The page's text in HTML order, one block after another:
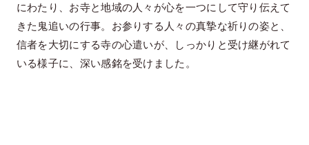
にわたり、お寺と地域の人々が心を一つにして守り伝えて
きた鬼追いの行事。お参りする人々の真摯な祈りの姿と、
信者を大切にする寺の心遣いが、しっかりと受け継がれて
いる様子に、深い感銘を受けました。